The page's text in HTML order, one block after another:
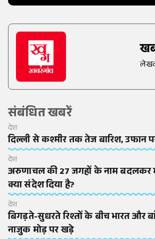
संबंधित खबरें
देश
दिल्ली से कश्मीर तक तेज बारिश, उफान
देश
अरुणाचल की 27 जगहों के नाम बदलकर
क्या संदेश दिया है?
देश
बिगड़ते-सुधरते रिश्तों के बीच भारत और
नाजुक मोड़ पर खड़े